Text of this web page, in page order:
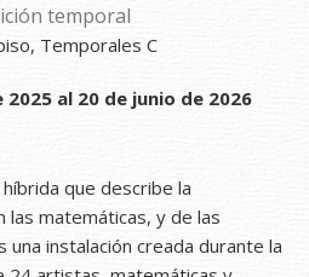
temporal
Temporales C
al 20 de junio de 2026
que describe la
matemáticas, y de las
instalación creada durante la